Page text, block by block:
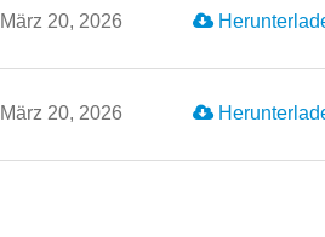
März 20, 2026
März 20, 2026